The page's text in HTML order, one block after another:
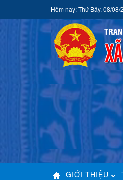
Hôm nay: Thứ Bảy, 08/08/
GIỚI THIỆU